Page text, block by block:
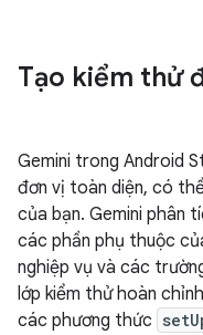
Tạo kiểm thử
Gemini trong Android
đơn vị toàn diện, có
của bạn. Gemini phân
các phần phụ thuộc
nghiệp vụ và các
lớp kiểm thử hoàn
các phương thức